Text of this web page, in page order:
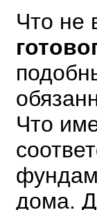
Что не
Что
дома.